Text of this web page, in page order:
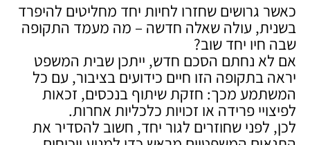
כאשר גרושים שחזרו לחיות יחד מחליטים להיפרד
בשנית, עולה שאלה חדשה – מה מעמד התקופה
שבה חיו יחד שוב?
אם לא נחתם הסכם חדש, ייתכן שבית המשפט
יראה בתקופה הזו חיים כידועים בציבור, עם כל
המשתמע מכך: חזקת שיתוף בנכסים, זכאות
לפיצויי פרידה או זכויות כלכליות אחרות.
לכן, לפני שחוזרים לגור יחד, חשוב להסדיר את